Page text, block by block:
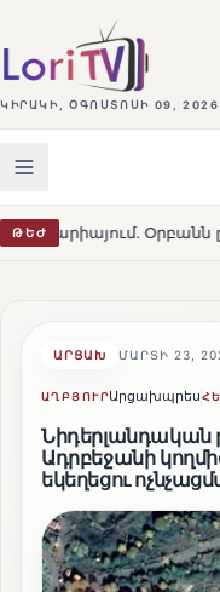
ԿԻՐԱԿԻ, ՕԳՈՍՏՈՍԻ 09, 2026
ԹԵԺՕրբանն ընդունեց
ԱՐՑԱԽ ՄԱՐՏԻ 23,
ԱՂԲՅՈՒՐԱրցախպրես
Նիդերլանդական
Ադրբեջանի
եկեղեցու